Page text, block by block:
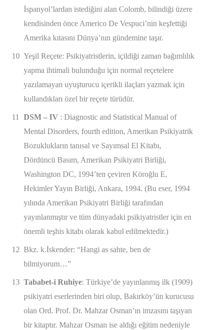
İspanyol’lardan istediğini alan Colomb, bilindiği üzere
kendisinden önce Americo De Vespuci’nin keşfettiği
Amerika kıtasını Dünya’nın gündemine taşır.
10 Yeşil Reçete: Psikiyatristlerin, içildiği zaman bağımlılık
yapma ihtimali bulunduğu için normal reçetelere
yazılamayan uyuşturucu içerikli ilaçları yazmak için
kullandıkları özel bir reçete türüdür.
11 DSM – IV : Diagnostic and Statistical Manual of
Mental Disorders, fourth edition, Amerikan Psikiyatrik
Bozuklukların tanısal ve Sayımsal El Kitabı,
Dördüncü Basım, Amerikan Psikiyatri Birliği,
Washington DC, 1994’ten çeviren Köroğlu E,
Hekimler Yayın Birliği, Ankara, 1994. (Bu eser, 1994
yılında Amerikan Psikiyatri Birliği tarafından
yayınlanmıştır ve tüm dünyadaki psikiyatristler için en
önemli teşhis kitabı olarak kabul edilmektedir.)
12 Bkz. k.İskender: “Hangi as sahte, ben de
bilmiyorum…”
13 Tababet-i Ruhiye: Türkiye’de yayınlanmış ilk (1909)
psikiyatri eserlerinden biri olup, Bakırköy’ün kurucusu
olan Ord. Prof. Dr. Mahzar Osman’ın imzasını taşıyan
bir kitaptır. Mahzar Osman ise aldığı eğitim nedeniyle